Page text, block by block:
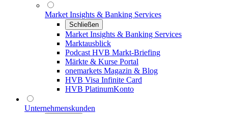
Market Insights & Banking Services
Schließen
Market Insights & Banking Services
Marktausblick
Podcast HVB Markt-Briefing
Märkte & Kurse Portal
onemarkets Magazin & Blog
HVB Visa Infinite Card
HVB PlatinumKonto
Unternehmenskunden